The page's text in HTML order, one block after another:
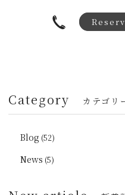
Category カテゴリ
Blog (52)
News (5)